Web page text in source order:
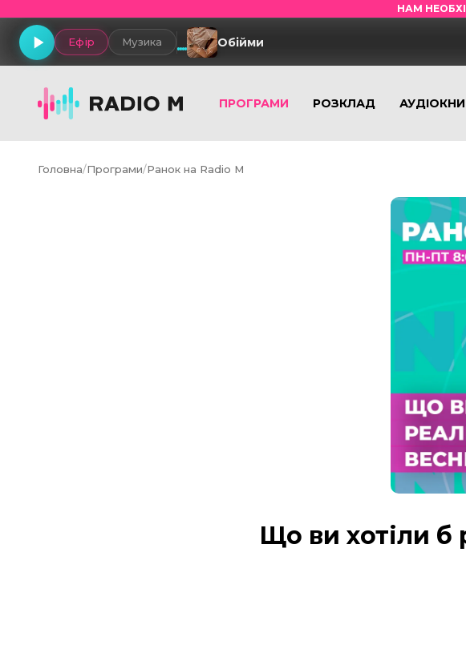
НАМ
Ефір Музика Обійми
ПРОГРАМИ РОЗКЛАД
Головна/Програми/Ранок на Radio M
Що ви хотіли б